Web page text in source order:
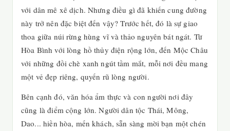
với dân mê xê dịch. Nhưng điều gì đã khiến cung đường
này trở nên đặc biệt đến vậy? Trước hết, đó là sự giao
thoa giữa núi rừng hùng vĩ và thảo nguyên bát ngát. Từ
Hòa Bình với lòng hồ thủy điện rộng lớn, đến Mộc Châu
với những đồi chè xanh ngút tầm mắt, mỗi nơi đều mang
một vẻ đẹp riêng, quyến rũ lòng người.
Bên cạnh đó, văn hóa ẩm thực và con người nơi đây
cũng là điểm cộng lớn. Người dân tộc Thái, Mông,
Dao... hiền hòa, mến khách, sẵn sàng mời bạn một chén